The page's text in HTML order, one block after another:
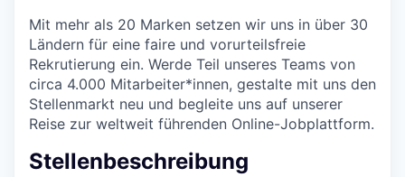
Mit mehr als 20 Marken setzen wir uns in über 30
Ländern für eine faire und vorurteilsfreie
Rekrutierung ein. Werde Teil unseres Teams von
circa 4.000 Mitarbeiter*innen, gestalte mit uns den
Stellenmarkt neu und begleite uns auf unserer
Reise zur weltweit führenden Online-Jobplattform.
Stellenbeschreibung